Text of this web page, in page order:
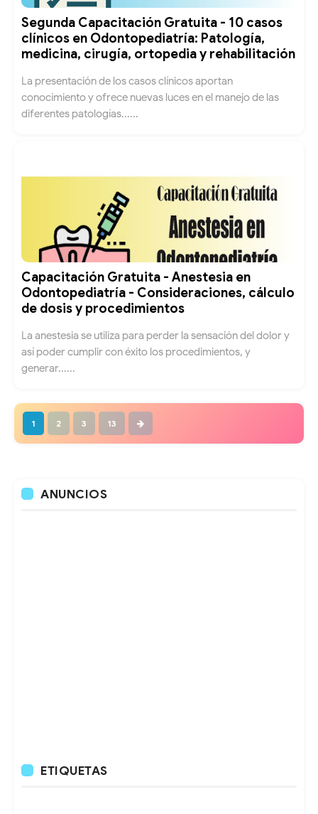
Segunda Capacitación Gratuita - 10 casos
clínicos en Odontopediatría: Patología,
medicina, cirugía, ortopedia y rehabilitación
La presentación de los casos clínicos aportan
conocimiento y ofrece nuevas luces en el manejo de las
diferentes patologías......
Capacitación Gratuita - Anestesia en
Odontopediatría - Consideraciones, cálculo
de dosis y procedimientos
La anestesia se utiliza para perder la sensación del dolor y
así poder cumplir con éxito los procedimientos, y
generar......
1 2 3 13
ANUNCIOS
ETIQUETAS